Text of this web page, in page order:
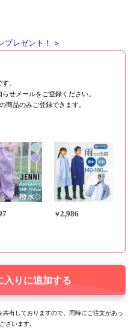
プレゼント！ >
。
せメールをご登録ください。
商品のみご登録できます。
￥2,986
入りに追加する
有しておりますので、同時にご注文があっ
ざいます。